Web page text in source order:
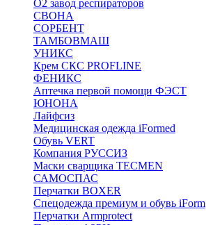
О2 завод респираторов
СВОНА
СОРБЕНТ
ТАМБОВМАШ
УНИКС
Крем СКС PROFLINE
ФЕНИКС
Аптечка первой помощи ФЭСТ
ЮНОНА
Лайфсиз
Медицинская одежда iFormed
Обувь VERT
Компания РУССИЗ
Маски сварщика TECMEN
САМОСПАС
Перчатки BOXER
Спецодежда премиум и обувь iForm
Перчатки Armprotect